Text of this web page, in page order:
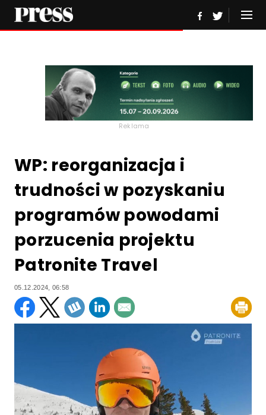
Reklama
WP: reorganizacja i
trudności w pozyskaniu
programów powodami
porzucenia projektu
Patronite Travel
05.12.2024, 06:58